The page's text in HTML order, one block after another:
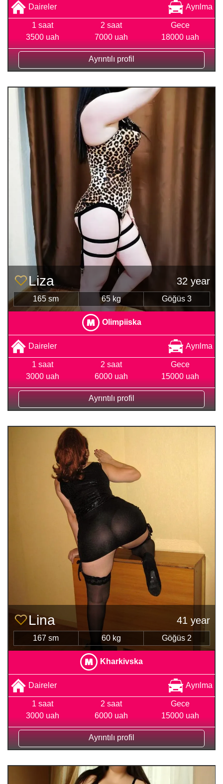
Daireler Ayrılma
1 saat
3500 uah
2 saat
7000 uah
Gece
18000 uah
Ayrıntılı profil
Liza 32 year
165 sm 65 kg Göğüs 3
Olimpiiska
Daireler Ayrılma
1 saat
3000 uah
2 saat
6000 uah
Gece
15000 uah
Ayrıntılı profil
Lina 41 year
167 sm 60 kg Göğüs 2
Kharkivska
Daireler Ayrılma
1 saat
3000 uah
2 saat
6000 uah
Gece
15000 uah
Ayrıntılı profil